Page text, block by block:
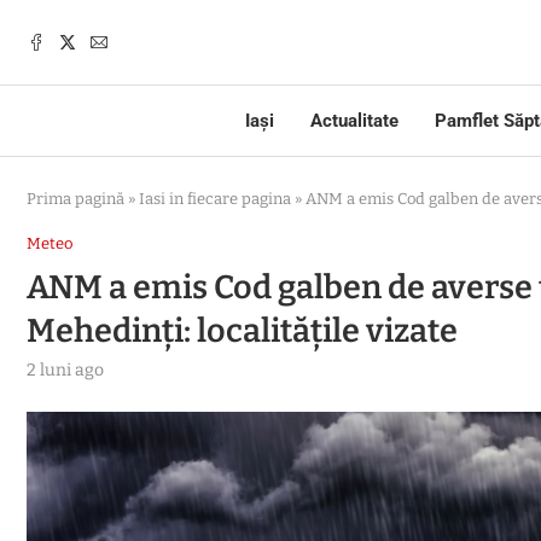
Iași Actualitate Pamflet
Prima pagină » Iasi in fiecare pagina » ANM a emis Cod galben de
Meteo
ANM a emis Cod galben de
Mehedinţi: localitățile vizate
2 luni ago